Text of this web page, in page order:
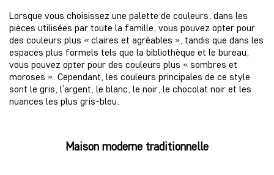
Lorsque vous choisissez une palette de couleurs, dans les
pièces utilisées par toute la famille, vous pouvez opter pour
des couleurs plus « claires et agréables », tandis que dans les
espaces plus formels tels que la bibliothèque et le bureau,
vous pouvez opter pour des couleurs plus « sombres et
moroses ». Cependant, les couleurs principales de ce style
sont le gris, l’argent, le blanc, le noir, le chocolat noir et les
nuances les plus gris-bleu.
Maison moderne traditionnelle